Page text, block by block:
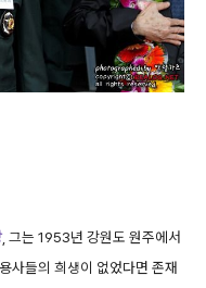
, 그는 1953년 강원도 원주에서
사들의 희생이 없었다면 존재